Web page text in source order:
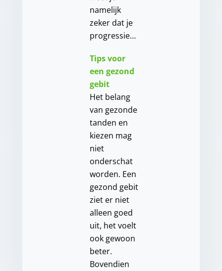
namelijk
zeker dat je
progressie…
Tips voor
een gezond
gebit
Het belang
van gezonde
tanden en
kiezen mag
niet
onderschat
worden. Een
gezond gebit
ziet er niet
alleen goed
uit, het voelt
ook gewoon
beter.
Bovendien